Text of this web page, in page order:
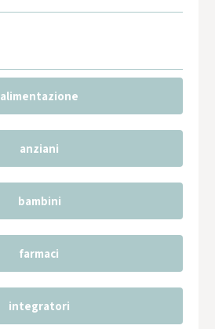
alimentazione
anziani
bambini
farmaci
integratori